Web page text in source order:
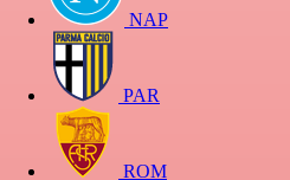
NAP
PAR
ROM